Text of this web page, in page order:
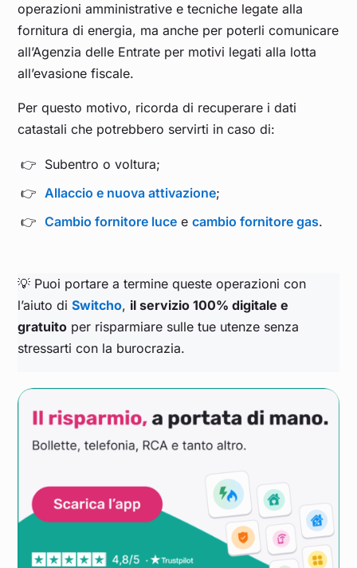
operazioni amministrative e tecniche legate alla
fornitura di energia, ma anche per poterli comunicare
all’Agenzia delle Entrate per motivi legati alla lotta
all’evasione fiscale.
Per questo motivo, ricorda di recuperare i dati
catastali che potrebbero servirti in caso di:
Subentro o voltura;
Allaccio e nuova attivazione;
Cambio fornitore luce e cambio fornitore gas.
💡 Puoi portare a termine queste operazioni con
l’aiuto diSwitcho, il servizio 100% digitale e
gratuito per risparmiare sulle tue utenze senza
stressarti con la burocrazia.